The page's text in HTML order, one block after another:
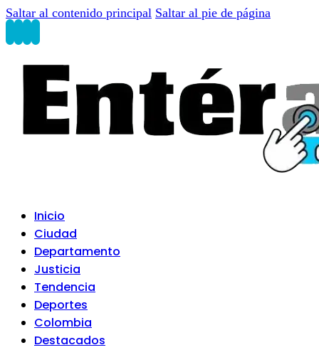
Saltar al contenido principal Saltar al pie de página
Inicio
Ciudad
Departamento
Justicia
Tendencia
Deportes
Colombia
Destacados